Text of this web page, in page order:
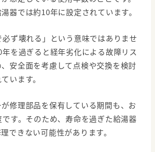
器では約10年に設定されています。
ず壊れる」という意味ではありませ
を過ぎると経年劣化による故障リス
安全面を考慮して点検や交換を検討
います。
修理部品を保有している期間も、お
す。そのため、寿命を過ぎた給湯器
できない可能性があります。